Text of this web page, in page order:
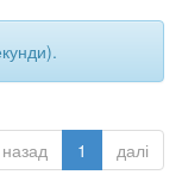
назад 1 далі